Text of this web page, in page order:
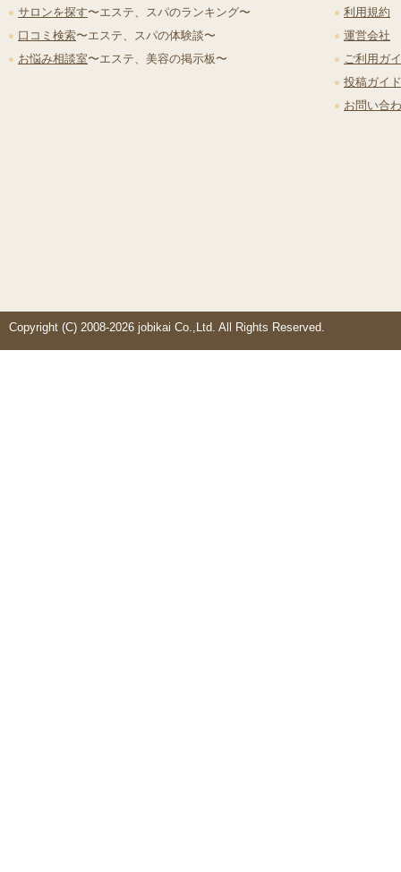
サロンを探す〜エステ、スパのランキング〜
口コミ検索〜エステ、スパの体験談〜
お悩み相談室〜エステ、美容の掲示板〜
利用規約
運営会社
ご利用ガ
投稿ガイ
お問い合
Copyright (C) 2008-2026 jobikai Co.,Ltd. All Rights Reserved.